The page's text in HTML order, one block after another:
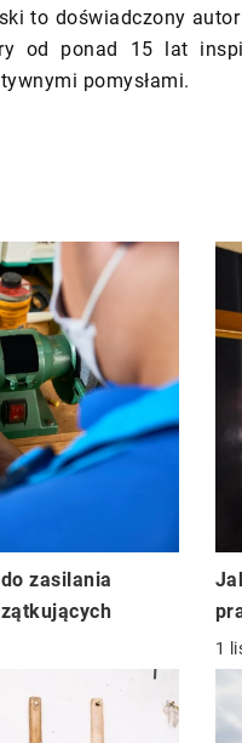
to doświadczony
od ponad 15 lat
pomysłami.
zasilania
1